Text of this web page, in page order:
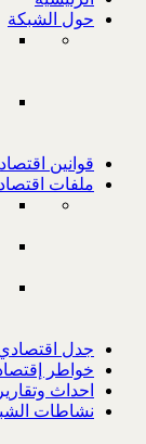
حول الشبكة
قوانين
ملفات
جدل
خواطر
احداث
نشاطات